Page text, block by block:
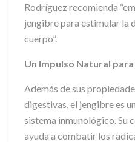
Rodríguez recomienda
jengibre para estimular la
cuerpo”.
Un Impulso Natural
Además de sus
digestivas, el jengibre es
sistema inmunológico. Su
ayuda a combatir los